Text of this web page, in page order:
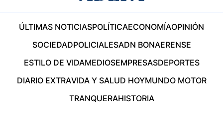
ÚLTIMAS NOTICIASPOLÍTICAECONOMÍAOPINIÓN
SOCIEDADPOLICIALESADN BONAERENSE
ESTILO DE VIDAMEDIOSEMPRESASDEPORTES
DIARIO EXTRAVIDA Y SALUD HOYMUNDO MOTOR
TRANQUERAHISTORIA